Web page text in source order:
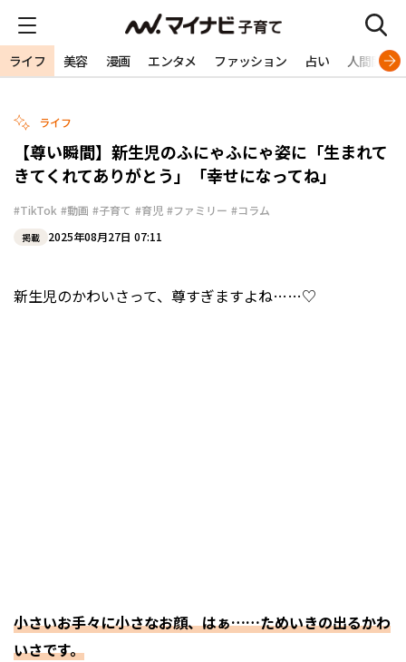
ライフ 美容 漫画 エンタメ ファッション 占い 人間関係
ライフ
【尊い瞬間】新生児のふにゃふにゃ姿に「生まれて
きてくれてありがとう」「幸せになってね」
#TikTok #動画 #子育て #育児 #ファミリー #コラム
掲載 2025年08月27日 07:11
新生児のかわいさって、尊すぎますよね……♡
小さいお手々に小さなお顔、はぁ……ためいきの出るかわ
いさです。